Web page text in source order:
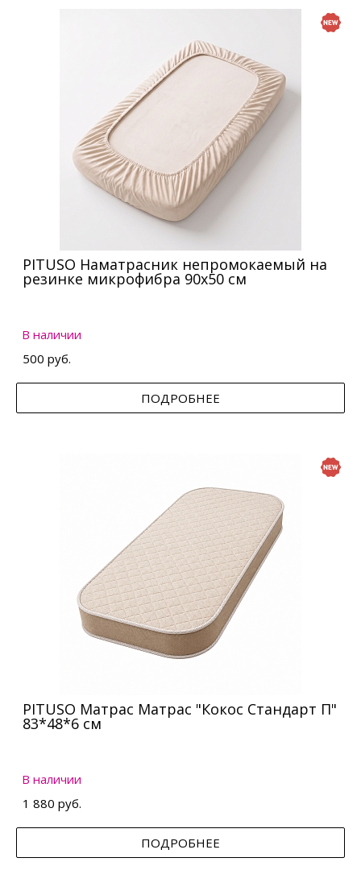
PITUSO Наматрасник непромокаемый на
резинке микрофибра 90х50 см
В наличии
500 руб.
ПОДРОБНЕЕ
PITUSO Матрас Матрас "Кокос Стандарт П"
83*48*6 см
В наличии
1 880 руб.
ПОДРОБНЕЕ